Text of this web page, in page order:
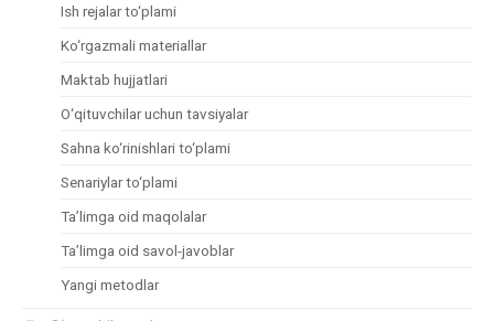
Ish rejalar to‘plami
Ko‘rgazmali materiallar
Maktab hujjatlari
O‘qituvchilar uchun tavsiyalar
Sahna ko‘rinishlari to‘plami
Senariylar to‘plami
Ta’limga oid maqolalar
Ta’limga oid savol-javoblar
Yangi metodlar